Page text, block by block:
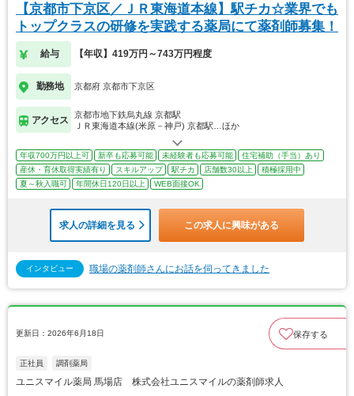
【京都市下京区／ＪＲ東海道本線】駅チカ☆業界でも
トップクラスの研修を実践する薬局にて薬剤師募集！
給与 【年収】419万円～743万円程度
勤務地 京都府 京都市下京区
アクセス
京都市地下鉄烏丸線 京都駅
ＪＲ東海道本線(米原－神戸) 京都駅…ほか
年収700万円以上可 新卒も応募可能 未経験者も応募可能
住宅補助（手当）あり
産休・育休取得実績有り
スキルアップ 駅チカ 店舗数30以上
積極採用中
夏～秋入職可
年間休日120日以上 WEB面接OK
求人の詳細を見る この求人に興味がある
インタビュー 職場の薬剤師さんにお話を伺ってきました
更新日：2026年6月18日 保存する
正社員 調剤薬局
ユニスマイル薬局 馬場店 株式会社ユニスマイルの薬剤師求人